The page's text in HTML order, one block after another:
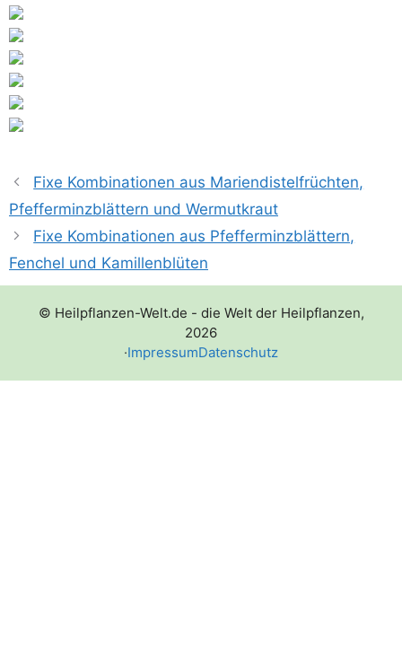
Fixe Kombinationen aus Mariendistelfrüchten,
Pfefferminzblättern und Wermutkraut
Fixe Kombinationen aus Pfefferminzblättern,
Fenchel und Kamillenblüten
© Heilpflanzen-Welt.de - die Welt der Heilpflanzen,
2026
·ImpressumDatenschutz